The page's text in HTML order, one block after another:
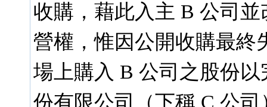
收購，藉此入主 B 公司
營權，惟因公開收購最終
場上購入 B 公司之股份
份有限公司（下稱 C 公